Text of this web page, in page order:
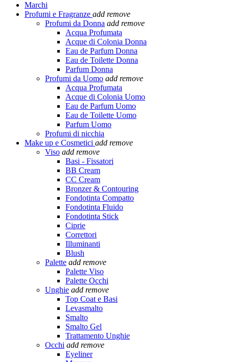
Marchi
Profumi e Fragranze add remove
Profumi da Donna add remove
Acqua Profumata
Acque di Colonia Donna
Eau de Parfum Donna
Eau de Toilette Donna
Parfum Donna
Profumi da Uomo add remove
Acqua Profumata
Acque di Colonia Uomo
Eau de Parfum Uomo
Eau de Toilette Uomo
Parfum Uomo
Profumi di nicchia
Make up e Cosmetici add remove
Viso add remove
Basi - Fissatori
BB Cream
CC Cream
Bronzer & Contouring
Fondotinta Compatto
Fondotinta Fluido
Fondotinta Stick
Ciprie
Correttori
Illuminanti
Blush
Palette add remove
Palette Viso
Palette Occhi
Unghie add remove
Top Coat e Basi
Levasmalto
Smalto
Smalto Gel
Trattamento Unghie
Occhi add remove
Eyeliner